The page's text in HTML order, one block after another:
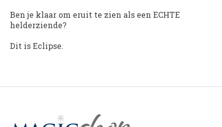
Ben je klaar om eruit te zien als een ECHTE
helderziende?
Dit is Eclipse.